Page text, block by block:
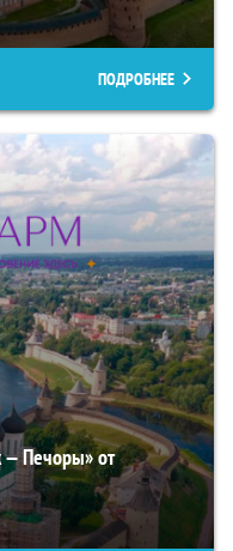
ПОДРОБНЕЕ
— Печоры» от